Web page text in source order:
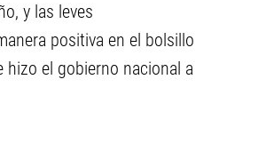
y las leves
positiva en el bolsillo
hizo el gobierno nacional a